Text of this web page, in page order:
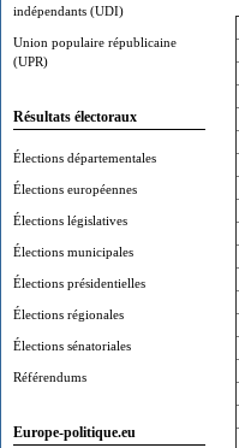
indépendants (UDI)
Union populaire républicaine
(UPR)
Résultats électoraux
Élections départementales
Élections européennes
Élections législatives
Élections municipales
Élections présidentielles
Élections régionales
Élections sénatoriales
Référendums
Europe-politique.eu